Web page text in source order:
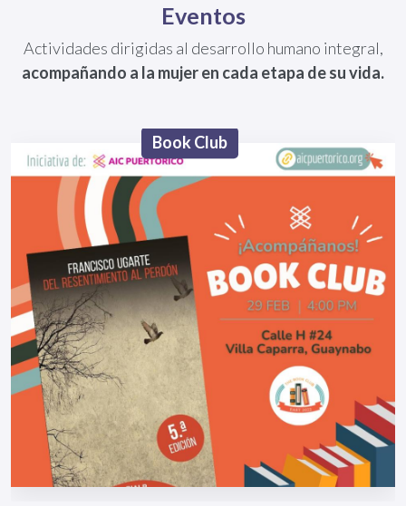
Eventos
Actividades dirigidas al desarrollo humano integral,
acompañando a la mujer en cada etapa de su vida.
Book Club